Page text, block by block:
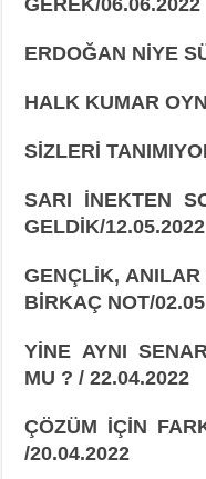
ERDOĞAN NİYE
HALK KUMAR
SİZLERİ
SARI İNEKTEN
GELDİK/12.05.2022
GENÇLİK,
BİRKAÇ NOT/
YİNE AYNI
MU ? / 22.04.2022
ÇÖZÜM İÇİN
/20.04.2022